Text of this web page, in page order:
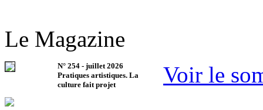
Le Magazine
N° 254 - juillet 2026
Pratiques artistiques. La
culture fait projet
Voir le